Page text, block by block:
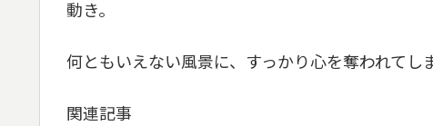
動き。
何ともいえない風景に、すっかり心を奪われてし
関連記事